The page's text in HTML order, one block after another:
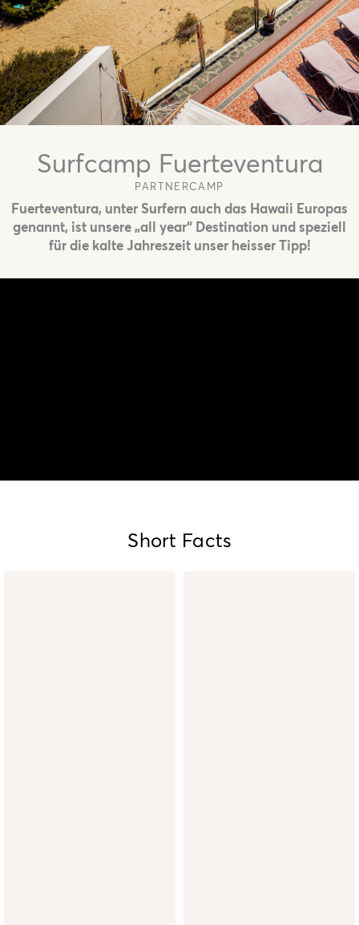
Surfcamp Fuerteventura
PARTNERCAMP
Fuerteventura, unter Surfern auch das Hawaii Europas
genannt, ist unsere „all year“ Destination und speziell
für die kalte Jahreszeit unser heisser Tipp!
Short Facts